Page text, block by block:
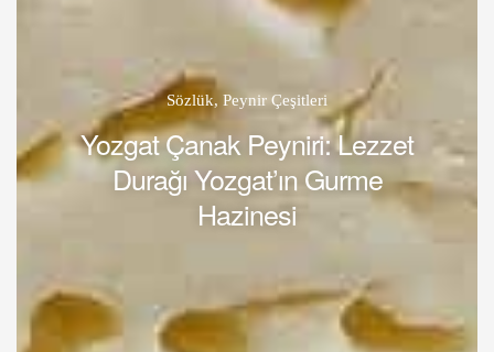
Sözlük, Peynir Çeşitleri
Yozgat Çanak Peyniri: Lezzet
Durağı Yozgat’ın Gurme
Hazinesi